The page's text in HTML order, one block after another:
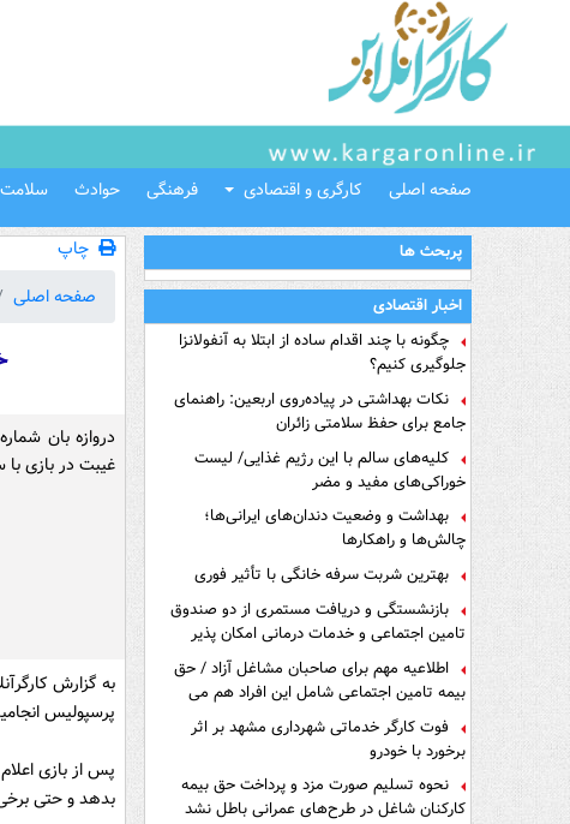
صفحه اصلی کارگری و اقتصادی فرهنگی حوادث سلامت
پربحث ها
اخبار اقتصادی
چگونه با چند اقدام ساده از ابتلا به آنفولانزا
جلوگیری کنیم؟
نکات بهداشتی در پیاده‌روی اربعین: راهنمای
جامع برای حفظ سلامتی زائران
کلیه‌های سالم با این رژیم غذایی/ لیست
خوراکی‌های مفید و مضر
بهداشت و وضعیت دندان‌های ایرانی‌ها؛
چالش‌ها و راهکارها
بهترین شربت سرفه خانگی با تأثیر فوری
بازنشستگی و دریافت مستمری از دو صندوق
تامین اجتماعی و خدمات درمانی امکان پذیر
است ؟
اطلاعیه مهم برای صاحبان مشاغل آزاد / حق
بیمه تامین اجتماعی شامل این افراد هم می
شودفوت کارگر خدماتی شهرداری مشهد بر اثر
برخورد با خودرو
نحوه تسلیم صورت مزد و پرداخت حق بیمه
کارکنان شاغل در طرح‌های عمرانی باطل نشد
چاپ
صفحه اصلی
دروازه بان
غیبت در بازی
به گزارش
پرسپولیس
پس از بازی
بدهد و حتی